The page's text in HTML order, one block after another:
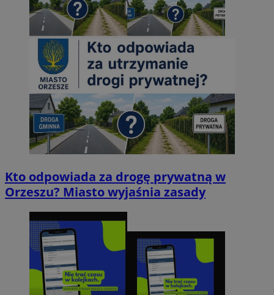
Kto odpowiada za drogę prywatną w
Orzeszu? Miasto wyjaśnia zasady